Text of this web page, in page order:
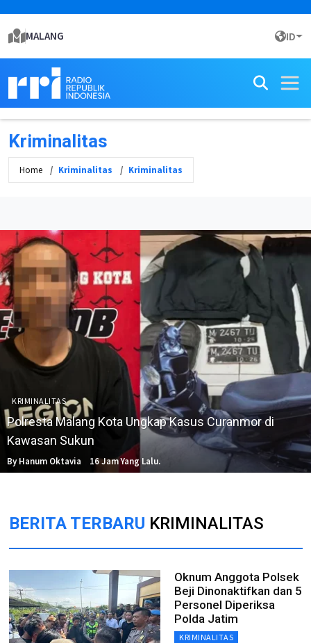
MALANG ID
Kriminalitas
Home Kriminalitas Kriminalitas
KRIMINALITAS
Polresta Malang Kota Ungkap Kasus Curanmor di
Kawasan Sukun
By Hanum Oktavia 16 Jam Yang Lalu.
BERITA TERBARU KRIMINALITAS
Oknum Anggota Polsek
Beji Dinonaktifkan dan 5
Personel Diperiksa
Polda Jatim
KRIMINALITAS